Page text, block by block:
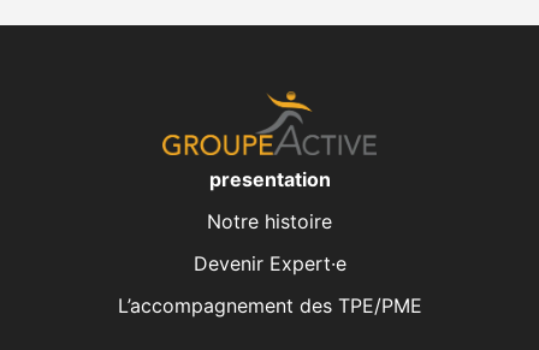
presentation
Notre histoire
Devenir Expert·e
L’accompagnement des TPE/PME